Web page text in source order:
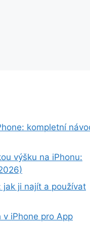
kompletní
výšku na iPhonu:
jak ji najít a používat
iPhone pro App